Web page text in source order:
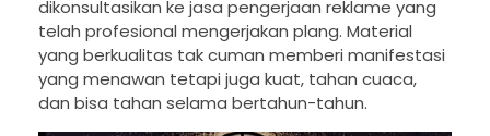
dikonsultasikan ke jasa pengerjaan reklame yang
telah profesional mengerjakan plang. Material
yang berkualitas tak cuman memberi manifestasi
yang menawan tetapi juga kuat, tahan cuaca,
dan bisa tahan selama bertahun-tahun.